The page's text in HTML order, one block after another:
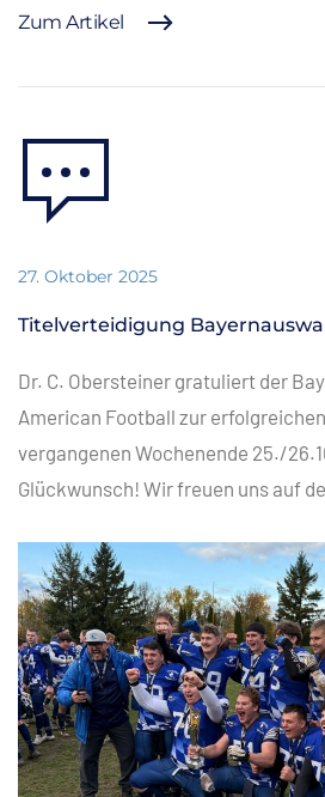
Zum Artikel
27. Oktober 2025
Titelverteidigung
Dr. C. Obersteiner gratuliert der
American Football zur
vergangenen Wochenende 25./
Glückwunsch! Wir freuen uns auf